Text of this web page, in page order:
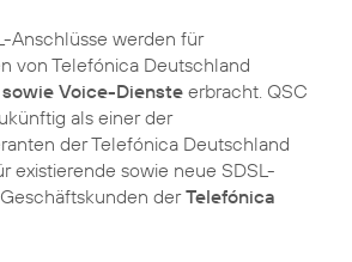
Anschlüsse werden für
von Telefónica Deutschland
Voice-Dienste erbracht. QSC
als einer der
der Telefónica Deutschland
existierende sowie neue SDSL-
derTelefónica